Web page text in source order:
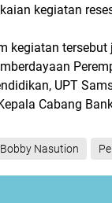
kegiatan
kegiatan tersebut
UPT
Cabang
Nasution